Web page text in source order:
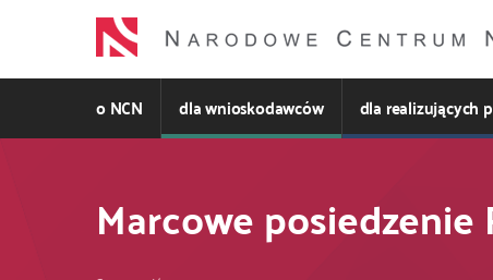
o NCN dla wnioskodawców dla realizujących
Marcowe